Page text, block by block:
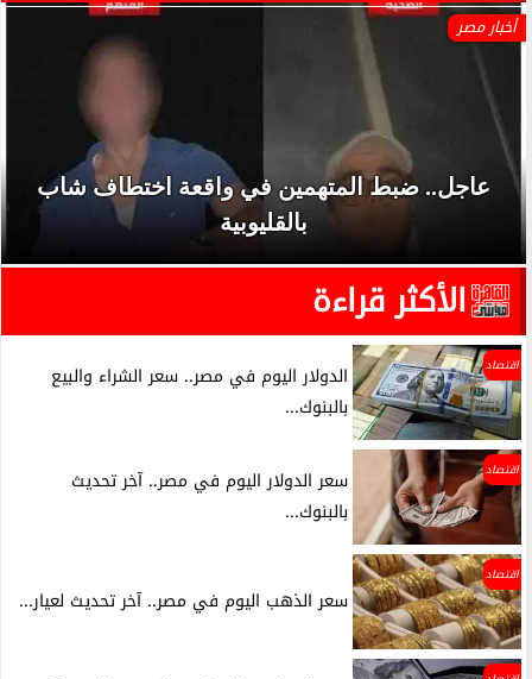
أخبار مصر
عاجل.. ضبط المتهمين في واقعة اختطاف شاب
بالقليوبية
الأكثر قراءة
اقتصاد
الدولار اليوم في مصر.. سعر الشراء والبيع
بالبنوك...
اقتصاد
سعر الدولار اليوم في مصر.. آخر تحديث
بالبنوك...
اقتصاد
سعر الذهب اليوم في مصر.. آخر تحديث لعيار...